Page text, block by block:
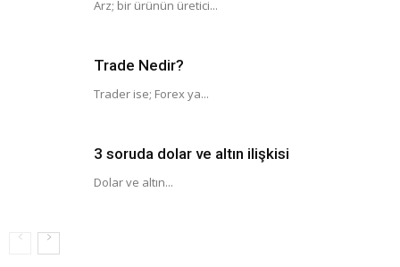
Arz; bir ürünün üretici...
Trade Nedir?
Trader ise; Forex ya...
3 soruda dolar ve altın ilişkisi
Dolar ve altın...